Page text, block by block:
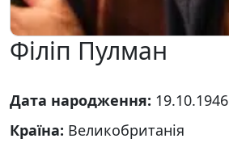
Філіп Пулман
Дата народження: 19.10.1946
Країна: Великобританія